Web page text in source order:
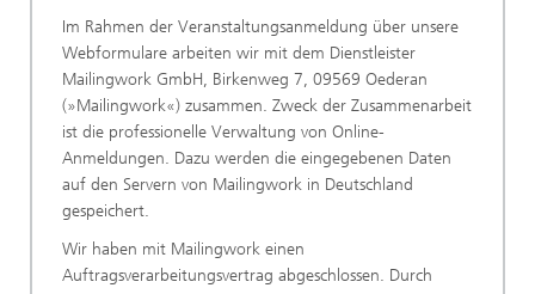
Im Rahmen der Veranstaltungsanmeldung über unsere
Webformulare arbeiten wir mit dem Dienstleister
Mailingwork GmbH, Birkenweg 7, 09569 Oederan
(»Mailingwork«) zusammen. Zweck der Zusammenarbeit
ist die professionelle Verwaltung von Online-
Anmeldungen. Dazu werden die eingegebenen Daten
auf den Servern von Mailingwork in Deutschland
gespeichert.
Wir haben mit Mailingwork einen
Auftragsverarbeitungsvertrag abgeschlossen. Durch